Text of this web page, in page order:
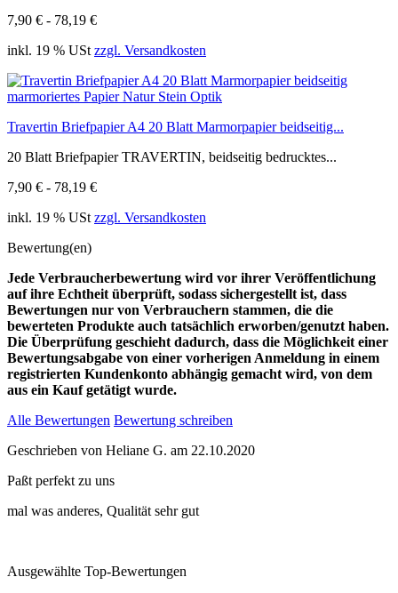
7,90 € - 78,19 €
inkl. 19 % USt zzgl. Versandkosten
Travertin Briefpapier A4 20 Blatt Marmorpapier beidseitig...
20 Blatt Briefpapier TRAVERTIN, beidseitig bedrucktes...
7,90 € - 78,19 €
inkl. 19 % USt zzgl. Versandkosten
Bewertung(en)
Jede Verbraucherbewertung wird vor ihrer Veröffentlichung
auf ihre Echtheit überprüft, sodass sichergestellt ist, dass
Bewertungen nur von Verbrauchern stammen, die die
bewerteten Produkte auch tatsächlich erworben/genutzt haben.
Die Überprüfung geschieht dadurch, dass die Möglichkeit einer
Bewertungsabgabe von einer vorherigen Anmeldung in einem
registrierten Kundenkonto abhängig gemacht wird, von dem
aus ein Kauf getätigt wurde.
Alle Bewertungen Bewertung schreiben
Geschrieben von Heliane G. am 22.10.2020
Paßt perfekt zu uns
mal was anderes, Qualität sehr gut
Ausgewählte Top-Bewertungen